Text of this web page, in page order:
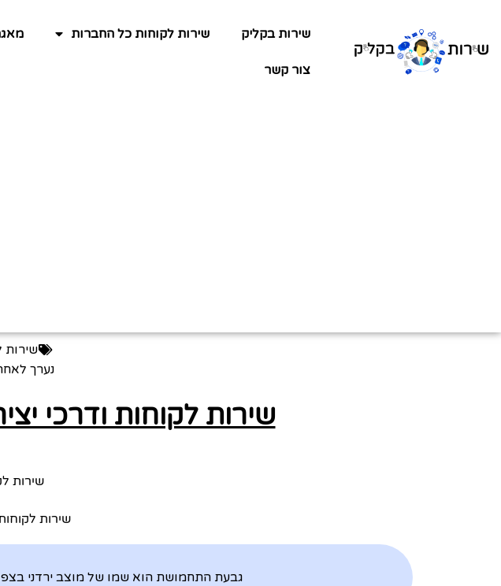
שירות בקליק שירות לקוחות כל החברות
צור קשר
שירות
נערך
שירות לקוחות ודרכי
שירות
שירות
גבעת התחמושת הוא שמו של מוצב ירדני